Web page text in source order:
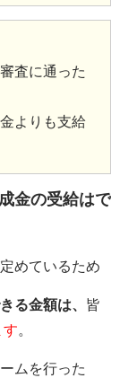
査に通った
よりも支給
金の受給はで
めているため
る金額は、 皆
す。
ムを行った